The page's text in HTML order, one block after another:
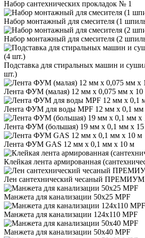
Набор сантехнических прокладок № 1
Набор монтажный для смесителя (1
Набор монтажный для смесителя (2
Подставка для стиральных машин и
шт.)
Лента ФУМ (малая) 12 мм х 0,075 мм х 10
Лента ФУМ для воды MPF 12 мм х 0,1 мм
Лента ФУМ (большая) 19 мм х 0,1 мм х
Лента ФУМ GAS 12 мм х 0,1 мм х 10 м
Клейкая лента армированная
Лен сантехнический чесаный ПРЕМИУМ
Манжета для канализации 50х25 MPF
Манжета для канализации 124х110 MPF
Манжета для канализации 50х40 MPF